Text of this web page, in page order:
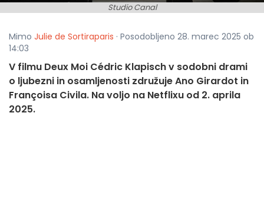
Studio Canal
Mimo Julie de Sortiraparis · Posodobljeno 28. marec 2025 ob
14:03
V filmu Deux Moi Cédric Klapisch v sodobni drami
o ljubezni in osamljenosti združuje Ano Girardot in
Françoisa Civila. Na voljo na Netflixu od 2. aprila
2025.